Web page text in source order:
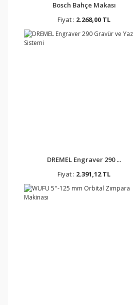
Bosch Bahçe Makası
Fiyat : 2.268,00 TL
DREMEL Engraver 290 ...
Fiyat : 2.391,12 TL